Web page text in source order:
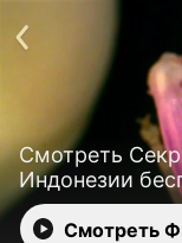
Смотреть
Индонезии
Смотреть
Политика
Открыть
Установить на ТВ